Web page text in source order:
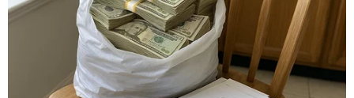
Binh sỹ Sudan tấn công nhóm thân cận
với đảng của Tổng thống Bashir
11/04/2019 09:20
Một nhóm binh sỹ Sudan đã đột kích vào các văn